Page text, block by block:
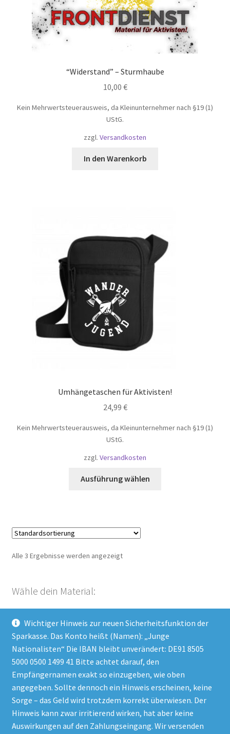
Wichtiger Hinweis zur neuen Sicherheitsfunktion der
Sparkasse. Das Konto heißt (Namen): „Junge
Nationalisten“ Die IBAN bleibt unverändert: DE91 8505
5000 0500 1499 41 Bitte achtet darauf, den
Empfängernamen exakt so einzugeben, wie oben
angegeben. Sollte dennoch ein Hinweis erscheinen, keine
Sorge – das Geld wird trotzdem korrekt überwiesen. Der
Hinweis kann zwar irritierend wirken, hat aber keine
Auswirkungen auf den Zahlungseingang. Wir versenden
“Widerstand” – Sturmhaube
10,00 €
Kein Mehrwertsteuerausweis, da Kleinunternehmer nach §19 (1)
UStG.
zzgl. Versandkosten
In den Warenkorb
Umhängetaschen für Aktivisten!
24,99 €
Kein Mehrwertsteuerausweis, da Kleinunternehmer nach §19 (1)
UStG.
zzgl. Versandkosten
Ausführung wählen
gewählt
werden
Alle 3 Ergebnisse werden angezeigt
Wähle dein Material:
Kategorie auswählen
Impressum
Datenschutzerklärung
AGB